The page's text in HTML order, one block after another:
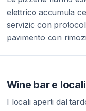
elettrico accumula
servizio con
pavimento con
Wine bar e
I locali aperti dal